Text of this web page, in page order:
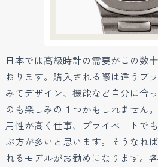
日本では高級時計の需要がこの数
おります。購入される際は違うブ
みてデザイン、機能など自分に合
のも楽しみの１つかもしれません
用性が高く仕事、プライベートで
ぶ方が多いと思います。そうなれ
れるモデルがお勧めになります。